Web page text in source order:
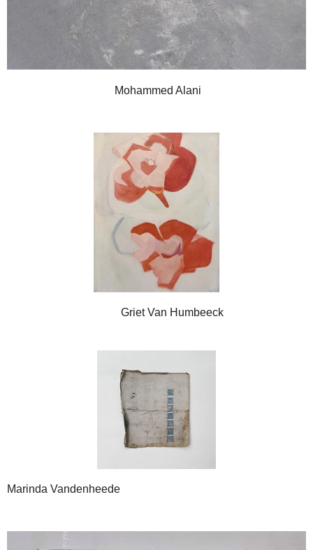
Mohammed Alani
Griet Van Humbeeck
Marinda Vandenheede